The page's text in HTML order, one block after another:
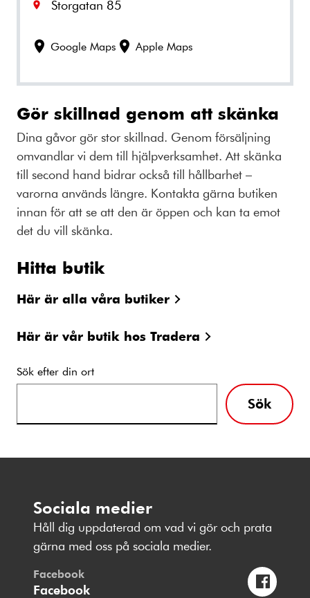
Storgatan 85
Google Maps Apple Maps
Gör skillnad genom att skänka
Dina gåvor gör stor skillnad. Genom försäljning
omvandlar vi dem till hjälpverksamhet. Att skänka
till second hand bidrar också till hållbarhet –
varorna används längre. Kontakta gärna butiken
innan för att se att den är öppen och kan ta emot
det du vill skänka.
Hitta butik
Här är alla våra butiker
Här är vår butik hos Tradera
Sök efter din ort
Sök
Sociala medier
Håll dig uppdaterad om vad vi gör och prata
gärna med oss på sociala medier.
Facebook
Facebook